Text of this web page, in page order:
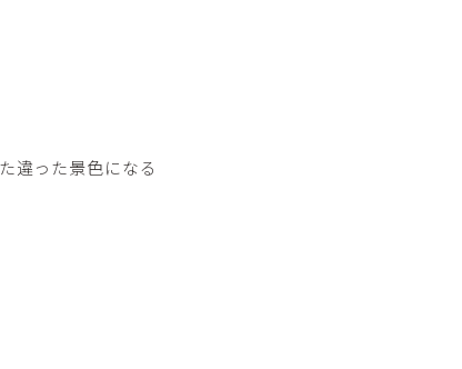
違った景色になる